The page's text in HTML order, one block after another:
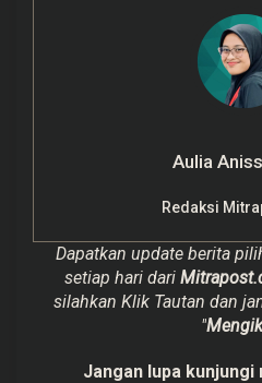
Aulia
Redaksi
Dapatkan update berita
setiap hari dari
silahkan Klik Tautan dan
"
Jangan lupa